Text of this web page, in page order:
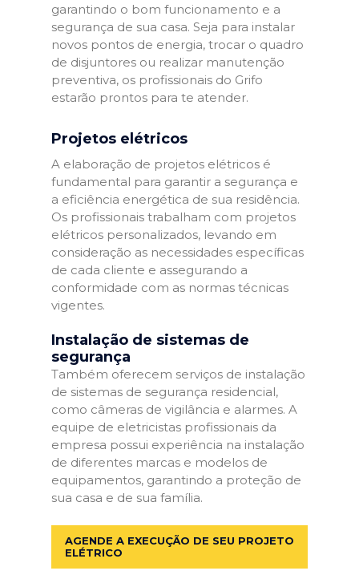
garantindo o bom funcionamento e a
segurança de sua casa. Seja para instalar
novos pontos de energia, trocar o quadro
de disjuntores ou realizar manutenção
preventiva, os profissionais do Grifo
estarão prontos para te atender.
Projetos elétricos
A elaboração de projetos elétricos é
fundamental para garantir a segurança e
a eficiência energética de sua residência.
Os profissionais trabalham com projetos
elétricos personalizados, levando em
consideração as necessidades específicas
de cada cliente e assegurando a
conformidade com as normas técnicas
vigentes.
Instalação de sistemas de
segurança
Também oferecem serviços de instalação
de sistemas de segurança residencial,
como câmeras de vigilância e alarmes. A
equipe de eletricistas profissionais da
empresa possui experiência na instalação
de diferentes marcas e modelos de
equipamentos, garantindo a proteção de
sua casa e de sua família.
AGENDE A EXECUÇÃO DE SEU PROJETO
ELÉTRICO